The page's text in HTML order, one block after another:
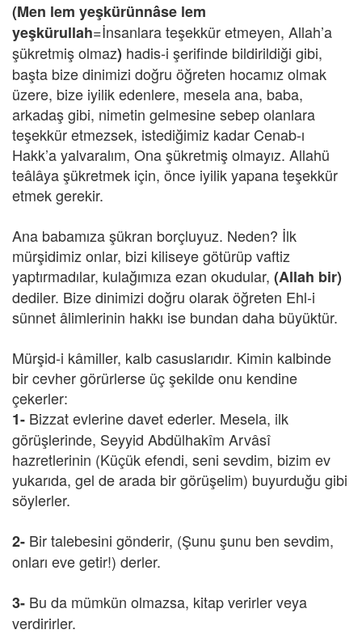
(Men lem yeşkürünnâse lem
yeşkürullah=İnsanlara teşekkür etmeyen, Allah’a
şükretmiş olmaz) hadis-i şerifinde bildirildiği gibi,
başta bize dinimizi doğru öğreten hocamız olmak
üzere, bize iyilik edenlere, mesela ana, baba,
arkadaş gibi, nimetin gelmesine sebep olanlara
teşekkür etmezsek, istediğimiz kadar Cenab-ı
Hakk’a yalvaralım, Ona şükretmiş olmayız. Allahü
teâlâya şükretmek için, önce iyilik yapana teşekkür
etmek gerekir.
Ana babamıza şükran borçluyuz. Neden? İlk
mürşidimiz onlar, bizi kiliseye götürüp vaftiz
yaptırmadılar, kulağımıza ezan okudular, (Allah bir)
dediler. Bize dinimizi doğru olarak öğreten Ehl-i
sünnet âlimlerinin hakkı ise bundan daha büyüktür.
Mürşid-i kâmiller, kalb casuslarıdır. Kimin kalbinde
bir cevher görürlerse üç şekilde onu kendine
çekerler:
1- Bizzat evlerine davet ederler. Mesela, ilk
görüşlerinde, Seyyid Abdülhakîm Arvâsî
hazretlerinin (Küçük efendi, seni sevdim, bizim ev
yukarıda, gel de arada bir görüşelim) buyurduğu gibi
söylerler.
2- Bir talebesini gönderir, (Şunu şunu ben sevdim,
onları eve getir!) derler.
3- Bu da mümkün olmazsa, kitap verirler veya
verdirirler.